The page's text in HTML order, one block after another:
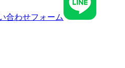
合わせフォーム